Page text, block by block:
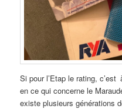
Si pour l’Etap le rating,
en ce qui concerne le
existe plusieurs générations